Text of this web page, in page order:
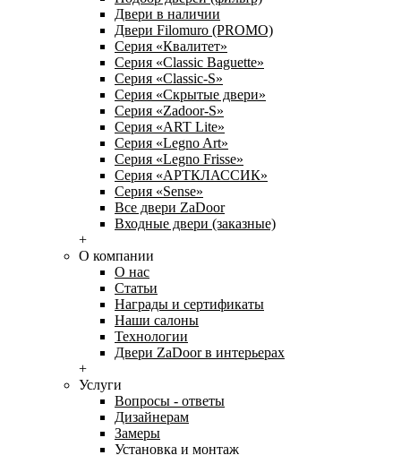
Двери в наличии
Двери Filomuro (PROMO)
Серия «Квалитет»
Серия «Classic Baguette»
Серия «Classic-S»
Серия «Скрытые двери»
Серия «Zadoor-S»
Серия «ART Lite»
Серия «Legno Art»
Серия «Legno Frisse»
Серия «АРТКЛАССИК»
Серия «Sense»
Все двери ZaDoor
Входные двери (заказные)
+
О компании
О нас
Статьи
Награды и сертификаты
Наши салоны
Технологии
Двери ZaDoor в интерьерах
+
Услуги
Вопросы - ответы
Дизайнерам
Замеры
Установка и монтаж